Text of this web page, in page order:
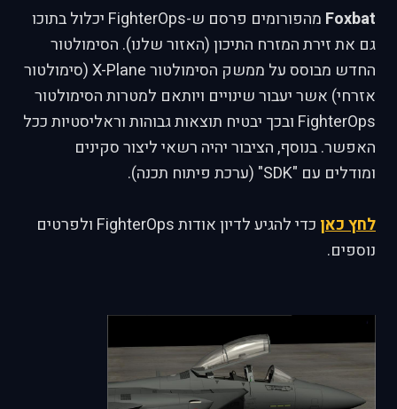
Foxbat
מהפורומים פרסם ש-FighterOps יכלול בתוכו
גם את זירת המזרח התיכון (האזור שלנו). הסימולטור
החדש מבוסס על ממשק הסימולטור X-Plane (סימולטור
אזרחי) אשר יעבור שינויים ויותאם למטרות הסימולטור
FighterOps ובכך יבטיח תוצאות גבוהות וראליסטיות ככל
האפשר. בנוסף, הציבור יהיה רשאי ליצור סקינים
ומודלים עם "SDK" (ערכת פיתוח תכנה).
לחץ כאן
כדי להגיע לדיון אודות FighterOps ולפרטים
נוספים.